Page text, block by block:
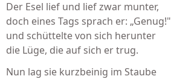
Der Esel lief und lief zwar munter,
doch eines Tags sprach er: „Genug!"
und schüttelte von sich herunter
die Lüge, die auf sich er trug.
Nun lag sie kurzbeinig im Staube